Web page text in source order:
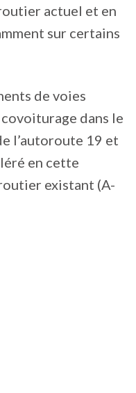
actuel et en
sur certains
de voies
dans le
l’autoroute 19 et
en cette
existant (A-